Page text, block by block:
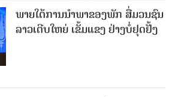
ພາຍໃຕ້ການນໍາພາຂອງພັກ ສື່ມວນຊົນ
ລາວເຕີບໃຫຍ່ ເຂັ້ມແຂງ ຢ່າງບໍ່ຢຸດຢັ້ງ